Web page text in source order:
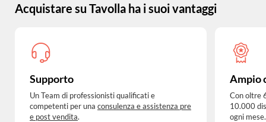
Acquistare su Tavolla ha i suoi vantaggi
Supporto
Un Team di professionisti qualificati e
competenti per una consulenza e assistenza pre
e post vendita.
Ampio
Con oltre
10.000
ogni mese.